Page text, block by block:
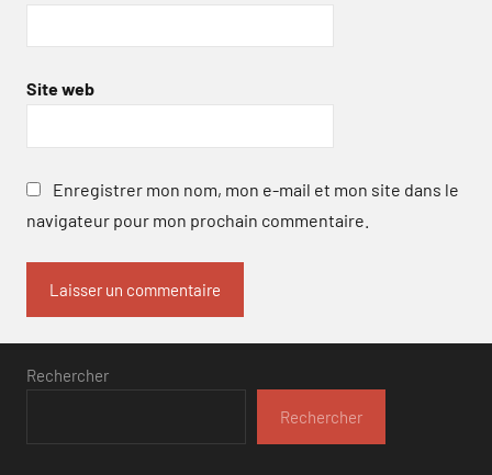
Site web
Enregistrer mon nom, mon e-mail et mon site dans le
navigateur pour mon prochain commentaire.
Rechercher
Rechercher